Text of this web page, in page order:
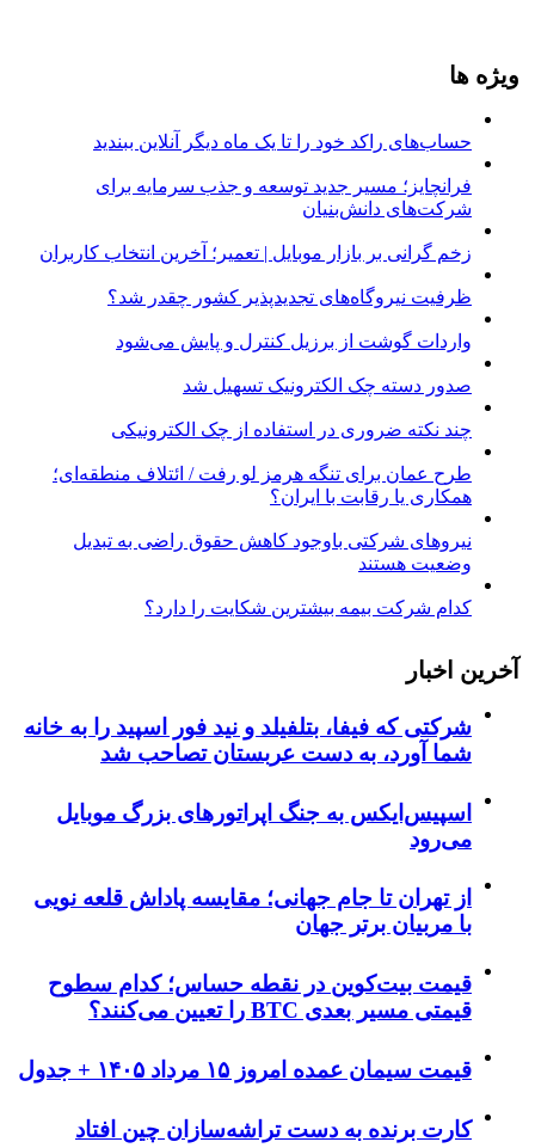
ویژه ها
حساب‌های راکد خود را تا یک ماه دیگر آنلاین ببندید
فرانچایز؛ مسیر جدید توسعه و جذب سرمایه برای
شرکت‌های دانش‌بنیان
زخم گرانی بر بازار موبایل | تعمیر؛ آخرین انتخاب کاربران
ظرفیت نیروگاه‌های تجدیدپذیر کشور چقدر شد؟
واردات گوشت از برزیل کنترل و پایش می‌شود
صدور دسته چک الکترونیک تسهیل شد
چند نکته ضروری در استفاده از چک الکترونیکی
طرح عمان برای تنگه هرمز لو رفت / ائتلاف منطقه‌ای؛
همکاری یا رقابت با ایران؟
نیروهای شرکتی باوجود کاهش حقوق راضی به تبدیل
وضعیت هستند
کدام شرکت بیمه بیشترین شکایت را دارد؟
آخرین اخبار
شرکتی که فیفا، بتلفیلد و نید فور اسپید را به خانه
شما آورد، به دست عربستان تصاحب شد
اسپیس‌ایکس به جنگ اپراتورهای بزرگ موبایل
می‌رود
از تهران تا جام جهانی؛ مقایسه پاداش قلعه نویی
با مربیان برتر جهان
قیمت بیت‌کوین در نقطه حساس؛ کدام سطوح
قیمتی مسیر بعدی BTC را تعیین می‌کنند؟
قیمت سیمان عمده امروز ۱۵ مرداد ۱۴۰۵ + جدول
کارت برنده به دست تراشه‌سازان چین افتاد